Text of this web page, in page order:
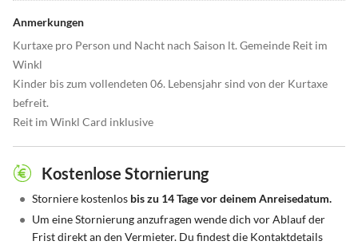
Anmerkungen
Kurtaxe pro Person und Nacht nach Saison lt. Gemeinde Reit im
Winkl
Kinder bis zum vollendeten 06. Lebensjahr sind von der Kurtaxe
befreit.
Reit im Winkl Card inklusive
Kostenlose Stornierung
• Storniere kostenlos bis zu 14 Tage vor deinem Anreisedatum.
• Um eine Stornierung anzufragen wende dich vor Ablauf der
Frist direkt an den Vermieter. Du findest die Kontaktdetails